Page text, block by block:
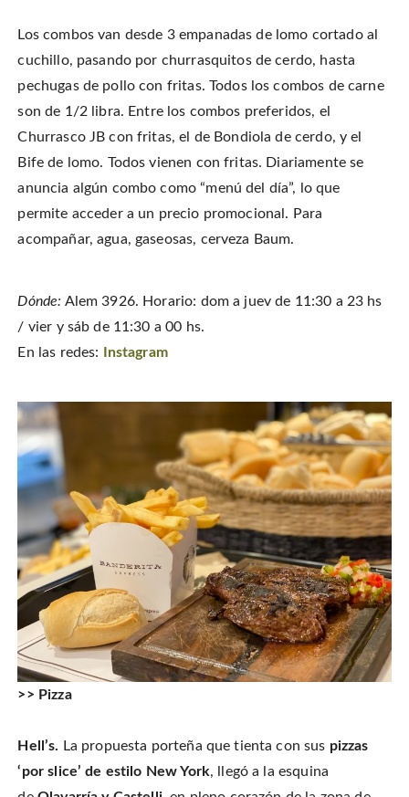
Los combos van desde 3 empanadas de lomo cortado al
cuchillo, pasando por churrasquitos de cerdo, hasta
pechugas de pollo con fritas. Todos los combos de carne
son de 1/2 libra. Entre los combos preferidos, el
Churrasco JB con fritas, el de Bondiola de cerdo, y el
Bife de lomo. Todos vienen con fritas. Diariamente se
anuncia algún combo como “menú del día”, lo que
permite acceder a un precio promocional. Para
acompañar, agua, gaseosas, cerveza Baum.
Dónde: Alem 3926. Horario: dom a juev de 11:30 a 23 hs
/ vier y sáb de 11:30 a 00 hs.
En las redes:
Instagram
>> Pizza
Hell’s. La propuesta porteña que tienta con sus pizzas
‘por slice’ de estilo New York, llegó a la esquina